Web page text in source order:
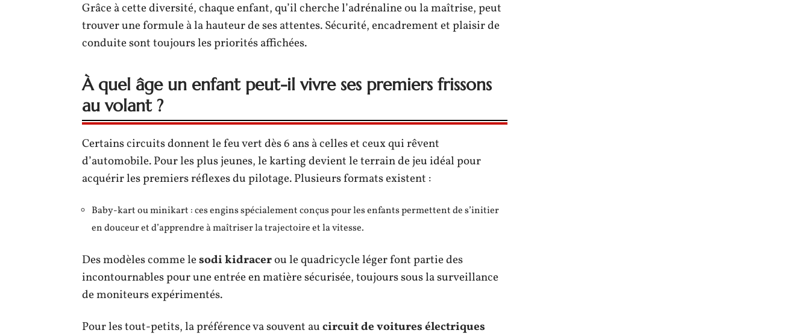
Grâce à cette diversité, chaque enfant, qu’il cherche l’adrénaline ou la maîtrise, peut
trouver une formule à la hauteur de ses attentes. Sécurité, encadrement et plaisir de
conduite sont toujours les priorités affichées.
À quel âge un enfant peut-il vivre ses premiers frissons
au volant ?
Certains circuits donnent le feu vert dès 6 ans à celles et ceux qui rêvent
d’automobile. Pour les plus jeunes, le karting devient le terrain de jeu idéal pour
acquérir les premiers réflexes du pilotage. Plusieurs formats existent :
Baby-kart ou minikart : ces engins spécialement conçus pour les enfants permettent de s’initier
en douceur et d’apprendre à maîtriser la trajectoire et la vitesse.
Des modèles comme lesodi kidracerou le quadricycle léger font partie des
incontournables pour une entrée en matière sécurisée, toujours sous la surveillance
de moniteurs expérimentés.
Pour les tout-petits, la préférence va souvent aucircuit de voitures électriques